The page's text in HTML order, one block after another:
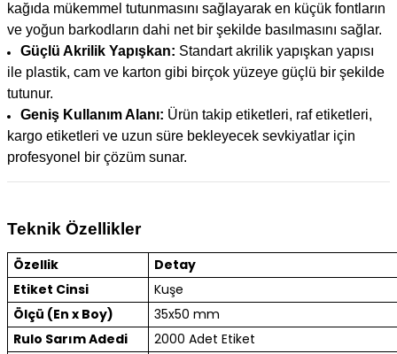
kağıda mükemmel tutunmasını sağlayarak en küçük fontların
ve yoğun barkodların dahi net bir şekilde basılmasını sağlar.
Güçlü Akrilik Yapışkan: Standart akrilik yapışkan yapısı
ile plastik, cam ve karton gibi birçok yüzeye güçlü bir şekilde
tutunur.
Geniş Kullanım Alanı: Ürün takip etiketleri, raf etiketleri,
kargo etiketleri ve uzun süre bekleyecek sevkiyatlar için
profesyonel bir çözüm sunar.
Teknik Özellikler
Özellik
Detay
Etiket Cinsi
Kuşe
Ölçü (En x Boy)
35x50 mm
Rulo Sarım Adedi
2000 Adet Etiket